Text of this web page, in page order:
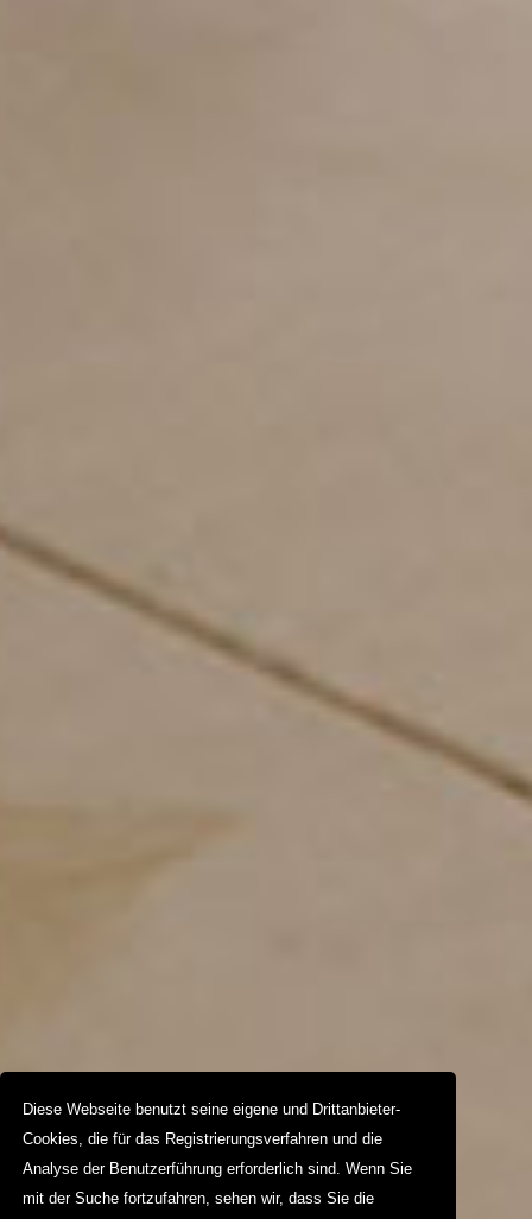
Diese Webseite benutzt seine eigene und Drittanbieter-
Cookies, die für das Registrierungsverfahren und die
Analyse der Benutzerführung erforderlich sind. Wenn Sie
mit der Suche fortzufahren, sehen wir, dass Sie die